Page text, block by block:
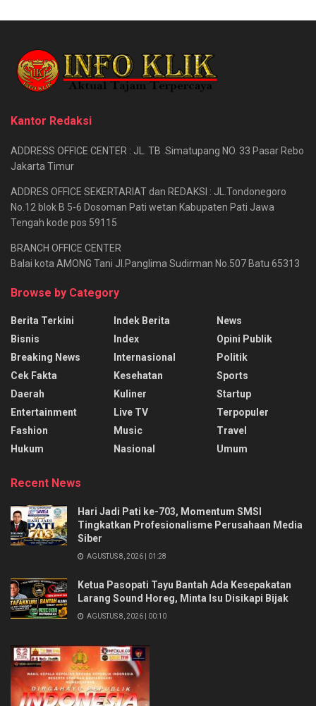
Kantor Redaksi
ADDRESS OFFICE CENTER : JL. TB .Simatupang NO. 33 Pasar Rebo
Jakarta Timur
ADDRES OFFICE SEKERTARIAT dan REDAKSI : JL.Tondonegoro
No.12 blok B 5-6 Dosoman Pati wetan Kabupaten Pati Jawa
Tengah kode pos 59115
BRANCH OFFICE CENTER
Balai kota AMONG Tani Jl.Panglima Sudirman No.507 Batu 65313
Browse by Category
Berita Terkini
Bisnis
Breaking News
Cek Fakta
Daerah
Entertainment
Fashion
Hukum
Indek Berita
Index
Internasional
Kesehatan
Kuliner
Live TV
Music
Nasional
News
Opini Publik
Politik
Sports
Startup
Terpopuler
Travel
Umum
Recent News
Hari Jadi Pati ke-703, Momentum SMSI
Tingkatkan Profesionalisme Perusahaan Media
Siber
AGUSTUS 8, 2026 | 01:28
Ketua Pasopati Tayu Bantah Ada Kesepakatan
Larang Sound Horeg, Minta Isu Disikapi Bijak
AGUSTUS 8, 2026 | 00:10